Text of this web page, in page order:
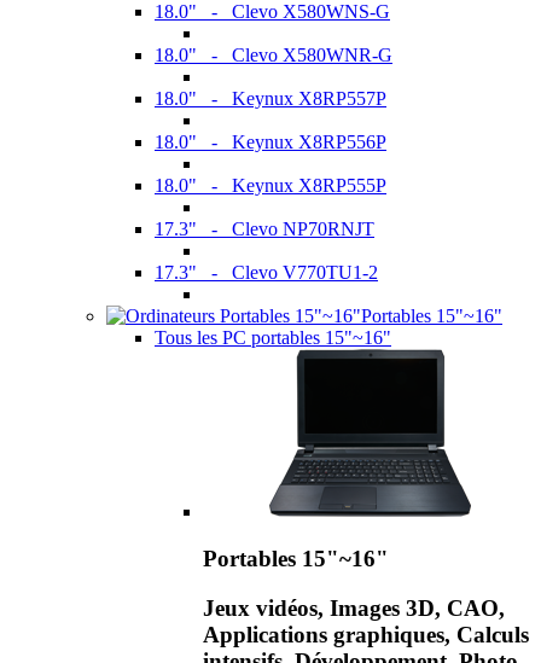
18.0" - Clevo X580WNS-G
18.0" - Clevo X580WNR-G
18.0" - Keynux X8RP557P
18.0" - Keynux X8RP556P
18.0" - Keynux X8RP555P
17.3" - Clevo NP70RNJT
17.3" - Clevo V770TU1-2
Portables 15"~16"
Tous les PC portables 15"~16"
Portables 15"~16"
Jeux vidéos, Images 3D, CAO,
Applications graphiques, Calculs